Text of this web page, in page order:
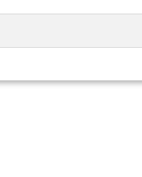
頁